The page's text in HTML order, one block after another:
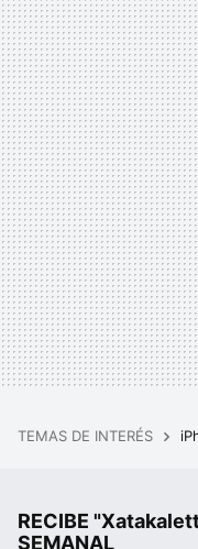
TEMAS DE INTERÉS
RECIBE
SEMANAL